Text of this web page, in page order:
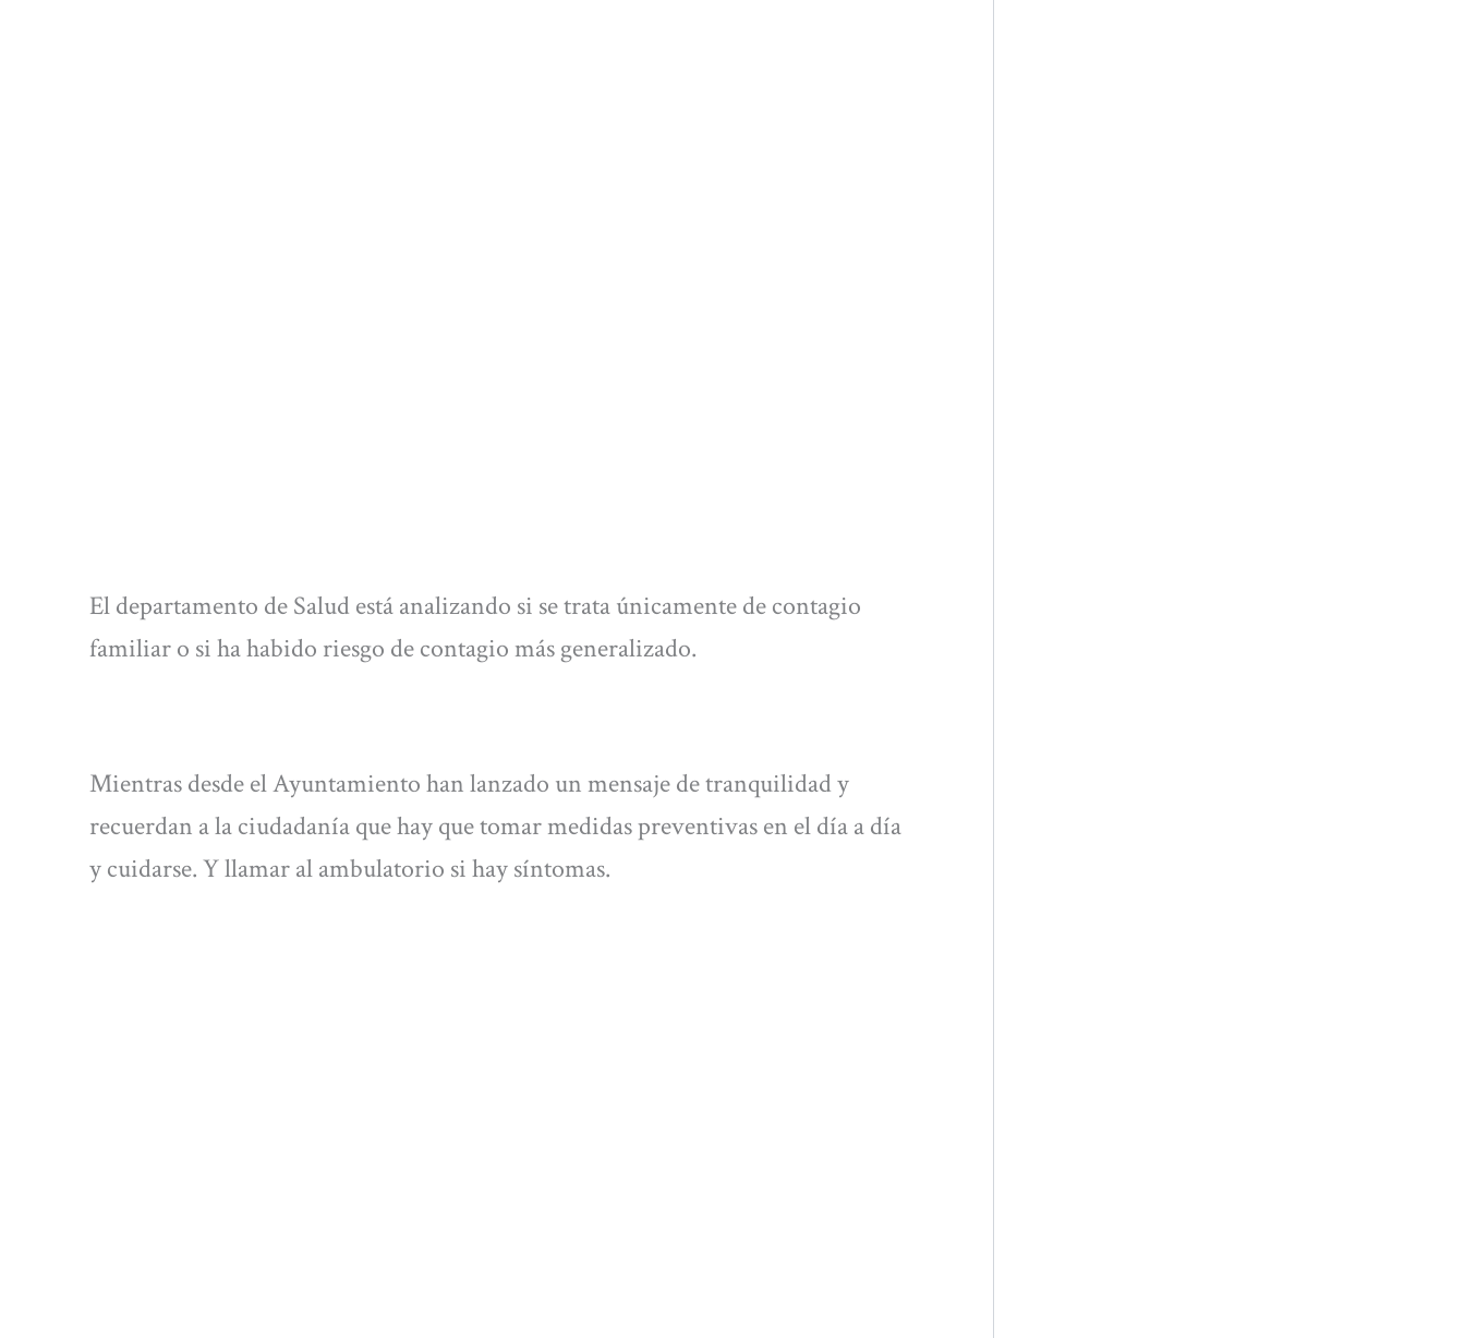
El departamento de Salud está analizando si se trata únicamente de contagio
familiar o si ha habido riesgo de contagio más generalizado.
Mientras desde el Ayuntamiento han lanzado un mensaje de tranquilidad y
recuerdan a la ciudadanía que hay que tomar medidas preventivas en el día a día
y cuidarse. Y llamar al ambulatorio si hay síntomas.